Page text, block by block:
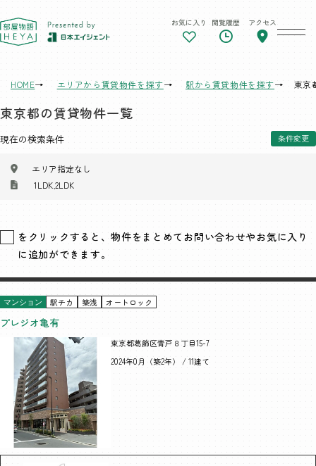
東京 部屋物語 お気に入り 閲覧履歴 アクセス
HOME エリアから賃貸物件を探す 駅から賃貸物件を探す 東京
東京都の賃貸物件一覧
現在の検索条件 条件変更
エリア指定なし
1LDK,2LDK
をクリックすると、物件をまとめてお問い合わせやお気に入り
に追加ができます。
マンション 駅チカ 築浅 オートロック
プレジオ亀有
東京都葛飾区青戸８丁目15-7
2024年0月（築2年） / 11建て